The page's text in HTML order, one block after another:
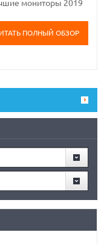
мониторы 2019
ПОЛНЫЙ ОБЗОР